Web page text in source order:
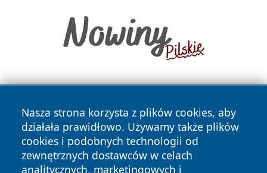
Nasza strona korzysta z plików cookies, aby
działała prawidłowo. Używamy także plików
cookies i podobnych technologii od
zewnętrznych dostawców w celach
analitycznych, marketingowych i
Copyright © 2026 dabrowski24.pl Wszystkie prawa